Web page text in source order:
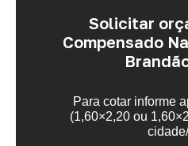
Solicitar
Compensado
Para cotar informe
(1,60×2,20 ou